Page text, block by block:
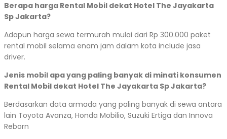
Berapa harga Rental Mobil dekat Hotel The Jayakarta
Sp Jakarta?
Adapun harga sewa termurah mulai dari Rp 300.000 paket
rental mobil selama enam jam dalam kota include jasa
driver.
Jenis mobil apa yang paling banyak di minati konsumen
Rental Mobil dekat Hotel The Jayakarta Sp Jakarta?
Berdasarkan data armada yang paling banyak di sewa antara
lain Toyota Avanza, Honda Mobilio, Suzuki Ertiga dan Innova
Reborn